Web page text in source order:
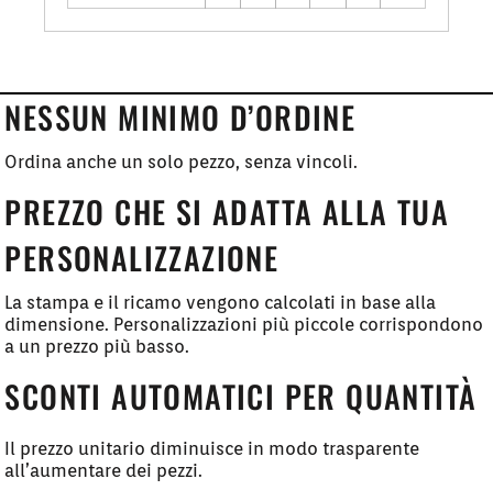
NESSUN MINIMO D’ORDINE
Ordina anche un solo pezzo, senza vincoli.
PREZZO CHE SI ADATTA ALLA TUA
PERSONALIZZAZIONE
La stampa e il ricamo vengono calcolati in base alla
dimensione. Personalizzazioni più piccole corrispondono
a un prezzo più basso.
SCONTI AUTOMATICI PER QUANTITÀ
Il prezzo unitario diminuisce in modo trasparente
all’aumentare dei pezzi.